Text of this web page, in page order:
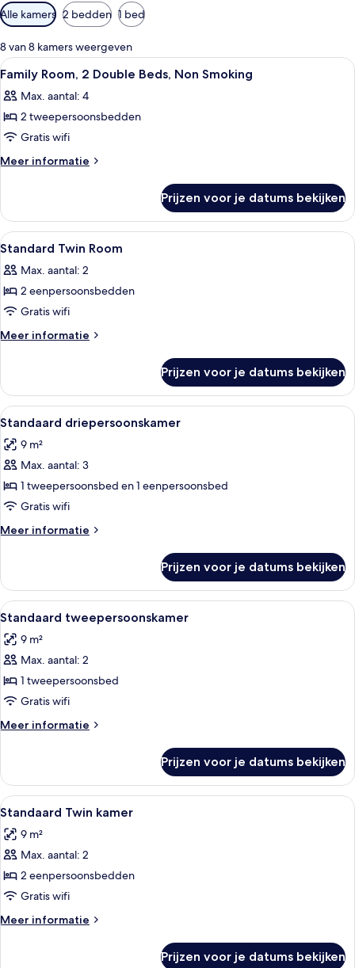
Beschikbare
filters
voor
kamers
Alle kamers 2 bedden 1 bed
8 van 8 kamers weergeven
Alle
foto's
voor
Family
Room,
2
Non
Smoking
laden
Een hotelkamer met een groot bed,
27
Family Room, 2 Double Beds, Non Smoking
Max. aantal: 4
2 tweepersoonsbedden
Gratis wifi
Meer informatie
Meer
Room,
Double
Non
Smoking
Prijzen voor je datums bekijken
Alle
foto's
voor
Standard
Twin
Room
Een hotelkamer met twee bedden,
26
Standard Twin Room
Max. aantal: 2
2 eenpersoonsbedden
Gratis wifi
Meer informatie
Meer
Twin
Room
Prijzen voor je datums bekijken
Alle
foto's
voor
Standaard
driepersoonskamer
laden
Een hotelkamer met twee bedden,
25
Standaard driepersoonskamer
9 m²
Max. aantal: 3
1 tweepersoonsbed en 1 eenpersoonsbed
Gratis wifi
Meer informatie
Meer
driepersoonskamer
Prijzen voor je datums bekijken
Alle
foto's
voor
Standaard
tweepersoonskamer
laden
Een hotelkamer met een bed, een
19
Standaard tweepersoonskamer
9 m²
Max. aantal: 2
1 tweepersoonsbed
Gratis wifi
Meer informatie
Meer
tweepersoonskamer
Prijzen voor je datums bekijken
Alle
foto's
voor
Standaard
Twin
kamer
laden
Standaard Twin kamer | Een kluis
19
Standaard Twin kamer
9 m²
Max. aantal: 2
2 eenpersoonsbedden
Gratis wifi
Meer informatie
Meer
Prijzen voor je datums bekijken